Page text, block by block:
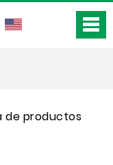
de productos